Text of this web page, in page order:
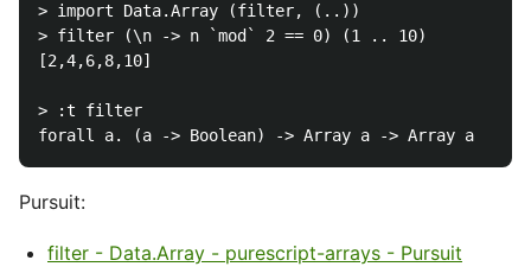
> import Data.Array (filter, (..))
> filter (\n -> n `mod` 2 == 0) (1 .. 10)
[2,4,6,8,10]
> :t filter
Pursuit:
filter - Data.Array - purescript-arrays - Pursuit